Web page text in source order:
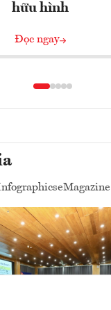
hữu hình
Đọc ngay
eMagazine